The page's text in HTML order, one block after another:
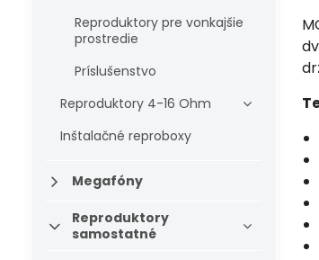
Reproduktory pre vonkajšie
prostredie
Príslušenstvo
Reproduktory 4-16 Ohm
Inštalačné reproboxy
Megafóny
Reproduktory
samostatné